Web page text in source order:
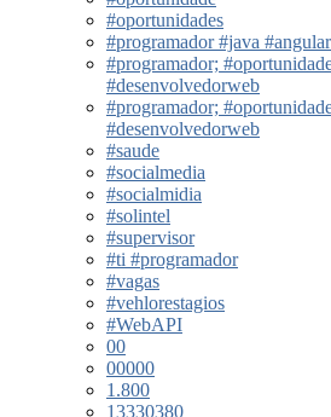
#oportunidades
#programador #java
#programador;
#desenvolvedorweb
#programador;
#desenvolvedorweb
#saude
#socialmedia
#socialmidia
#solintel
#supervisor
#ti #programador
#vagas
#vehlorestagios
#WebAPI
00
00000
1.800
13330380